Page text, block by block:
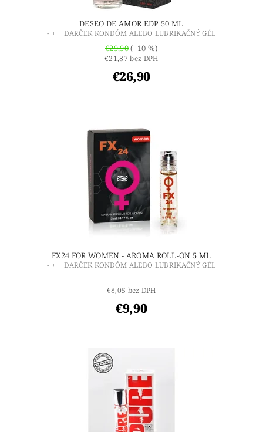
DESEO DE AMOR EDP 50 ML
- + + DARČEK KONDÓM ALEBO LUBRIKAČNÝ GÉL
€29,90(–10 %)
€21,87 bez DPH
€26,90
FX24 FOR WOMEN - AROMA ROLL-ON 5 ML
- + + DARČEK KONDÓM ALEBO LUBRIKAČNÝ GÉL
€8,05 bez DPH
€9,90